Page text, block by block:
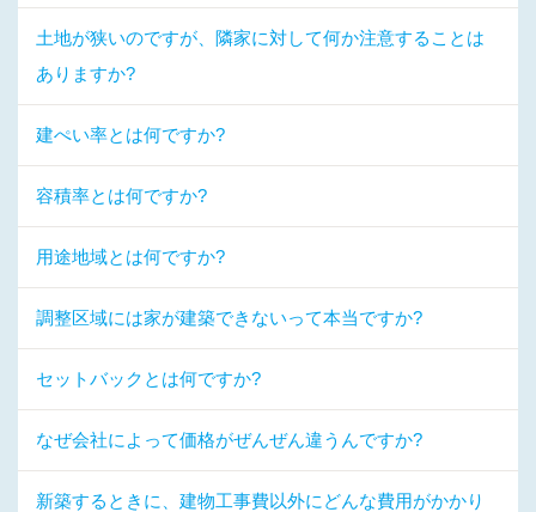
土地が狭いのですが、隣家に対して何か注意することは
ありますか?
建ぺい率とは何ですか?
容積率とは何ですか?
用途地域とは何ですか?
調整区域には家が建築できないって本当ですか?
セットバックとは何ですか?
なぜ会社によって価格がぜんぜん違うんですか?
新築するときに、建物工事費以外にどんな費用がかかり